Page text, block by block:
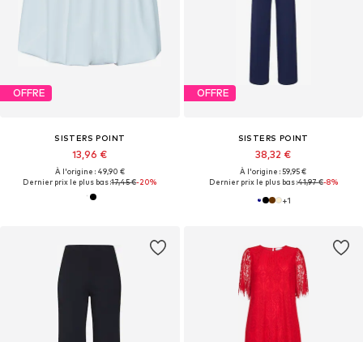
OFFRE
SISTERS POINT
13,96 €
À l'origine : 49,90 €
Dernier prix le plus bas :17,45 €-20%
OFFRE
SISTERS POINT
38,32 €
À l'origine : 59,95 €
Dernier prix le plus bas :41,97 €-8%
+1